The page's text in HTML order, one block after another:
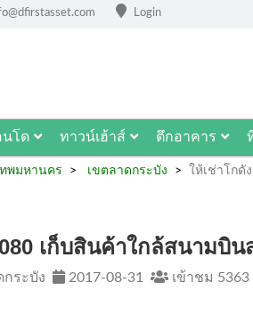
Login
นโด ทาวน์เฮ้าส์ ตึกอาคาร
ทพมหานคร เขตลาดกระบัง ให้เช่าโก
เก็บสินค้าใกล้สนามบิ
กระบัง 2017-08-31 เข้าชม 5363